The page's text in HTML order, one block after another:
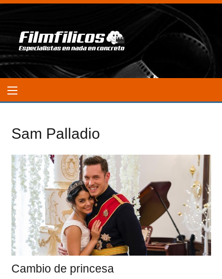
Sam Palladio
Cambio de princesa